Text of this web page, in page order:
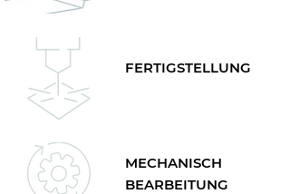
FERTIGSTELLUNG
MECHANISCH
BEARBEITUNG